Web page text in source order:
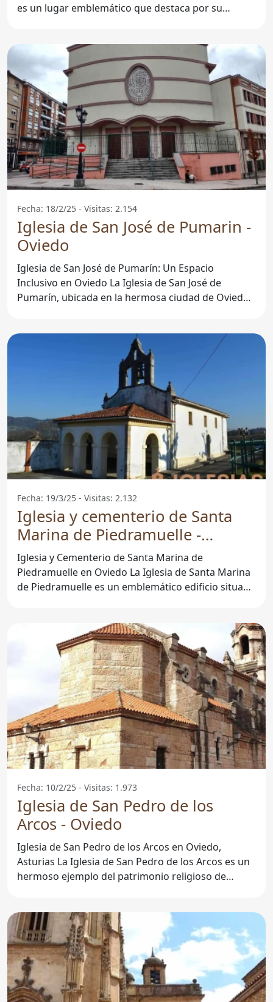
es un lugar emblemático que destaca por su
Fecha: 18/2/25 - Visitas: 2.154
Iglesia de San José de Pumarin -
Oviedo
Iglesia de San José de Pumarín: Un Espacio
Inclusivo en Oviedo La Iglesia de San José de
Pumarín, ubicada en la hermosa ciudad de Oviedo,
Fecha: 19/3/25 - Visitas: 2.132
Iglesia y cementerio de Santa
Marina de Piedramuelle -
Oviedo
Iglesia y Cementerio de Santa Marina de
Piedramuelle en Oviedo La Iglesia de Santa Marina
de Piedramuelle es un emblemático edificio situado
Fecha: 10/2/25 - Visitas: 1.973
Iglesia de San Pedro de los
Arcos - Oviedo
Iglesia de San Pedro de los Arcos en Oviedo,
Asturias La Iglesia de San Pedro de los Arcos es un
hermoso ejemplo del patrimonio religioso de